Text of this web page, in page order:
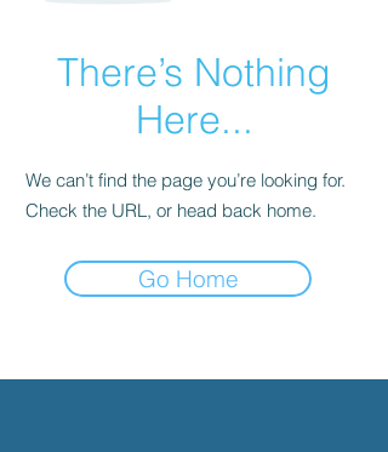
There’s Nothing
Here...
We can’t find the page you’re looking for.
Check the URL, or head back home.
Go Home